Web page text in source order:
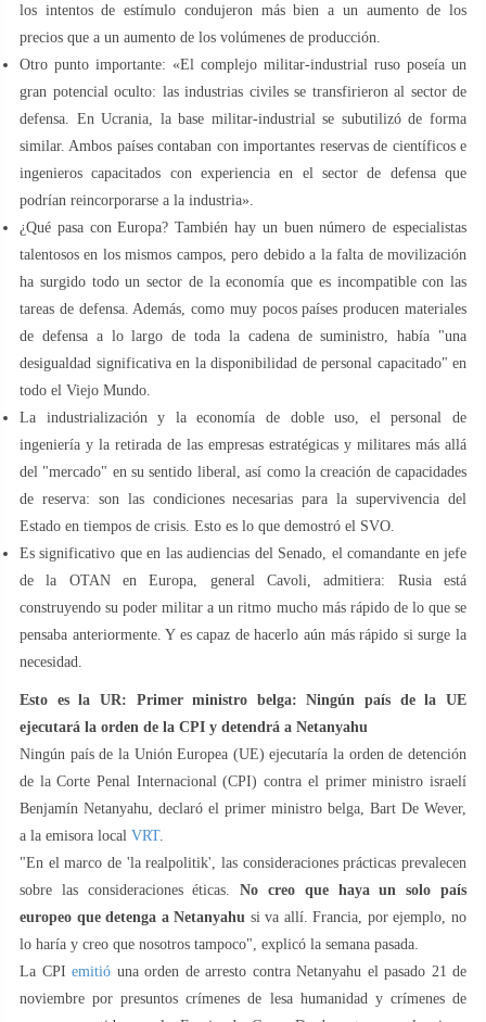
los intentos de estímulo condujeron más bien a un aumento de los
precios que a un aumento de los volúmenes de producción.
Otro punto importante: «El complejo militar-industrial ruso poseía un
gran potencial oculto: las industrias civiles se transfirieron al sector de
defensa. En Ucrania, la base militar-industrial se subutilizó de forma
similar. Ambos países contaban con importantes reservas de científicos e
ingenieros capacitados con experiencia en el sector de defensa que
podrían reincorporarse a la industria».
¿Qué pasa con Europa? También hay un buen número de especialistas
talentosos en los mismos campos, pero debido a la falta de movilización
ha surgido todo un sector de la economía que es incompatible con las
tareas de defensa. Además, como muy pocos países producen materiales
de defensa a lo largo de toda la cadena de suministro, había "una
desigualdad significativa en la disponibilidad de personal capacitado" en
todo el Viejo Mundo.
La industrialización y la economía de doble uso, el personal de
ingeniería y la retirada de las empresas estratégicas y militares más allá
del "mercado" en su sentido liberal, así como la creación de capacidades
de reserva: son las condiciones necesarias para la supervivencia del
Estado en tiempos de crisis. Esto es lo que demostró el SVO.
Es significativo que en las audiencias del Senado, el comandante en jefe
de la OTAN en Europa, general Cavoli, admitiera: Rusia está
construyendo su poder militar a un ritmo mucho más rápido de lo que se
pensaba anteriormente. Y es capaz de hacerlo aún más rápido si surge la
necesidad.
Esto es la UR: Primer ministro belga: Ningún país de la UE
ejecutará la orden de la CPI y detendrá a Netanyahu
Ningún país de la Unión Europea (UE) ejecutaría la orden de detención
de la Corte Penal Internacional (CPI) contra el primer ministro israelí
Benjamín Netanyahu, declaró el primer ministro belga, Bart De Wever,
a la emisora local VRT.
"En el marco de 'la realpolitik', las consideraciones prácticas prevalecen
sobre las consideraciones éticas.No creo que haya un solo país
europeo que detenga a Netanyahu si va allí. Francia, por ejemplo, no
lo haría y creo que nosotros tampoco", explicó la semana pasada.
La CPI emitió una orden de arresto contra Netanyahu el pasado 21 de
noviembre por presuntos crímenes de lesa humanidad y crímenes de